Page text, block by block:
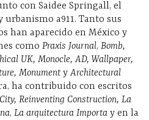
con Saidee Springall, el
a911. Tanto sus
han aparecido en México y
como Praxis Journal, Bomb,
UK, Monocle, AD, Wallpaper,
MonumentyArchitectural
ha contribuido con escritos
Reinventing Construction, La
, La arquitectura Importa y en la